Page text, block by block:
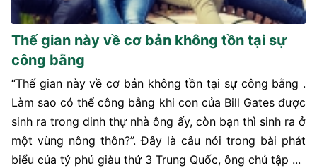
Thế gian này về cơ bản không tồn tại sự
công bằng
“Thế gian này về cơ bản không tồn tại sự công bằng .
Làm sao có thể công bằng khi con của Bill Gates được
sinh ra trong dinh thự nhà ông ấy, còn bạn thì sinh ra ở
một vùng nông thôn?”. Đây là câu nói trong bài phát
biểu của tỷ phú giàu thứ 3 Trung Quốc, ông chủ tập ...